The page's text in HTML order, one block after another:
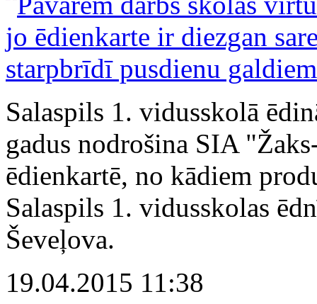
Salaspils 1. vidusskolā
gadus nodrošina SIA
ēdienkartē, no kādiem
Salaspils 1. vidusskolas
Ševeļova.
19.04.2015 11:38